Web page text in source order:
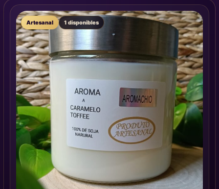
Artesanal 1 disponibles